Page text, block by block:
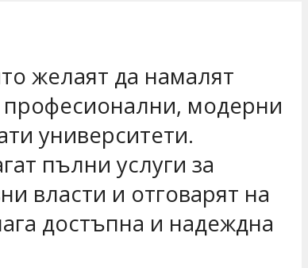
желаят да намалят
професионални, модерни
университети.
пълни услуги за
власти и отговарят на
достъпна и надеждна